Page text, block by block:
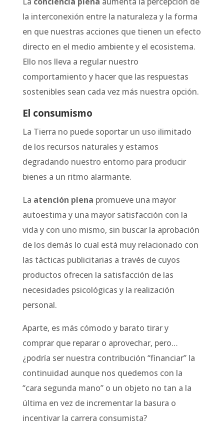
la interconexión entre la naturaleza y la forma
en que nuestras acciones que tienen un efecto
directo en el medio ambiente y el ecosistema.
Ello nos lleva a regular nuestro
comportamiento y hacer que las respuestas
sostenibles sean cada vez más nuestra opción.
El consumismo
La Tierra no puede soportar un uso ilimitado
de los recursos naturales y estamos
degradando nuestro entorno para producir
bienes a un ritmo alarmante.
La atención plena promueve una mayor
autoestima y una mayor satisfacción con la
vida y con uno mismo, sin buscar la aprobación
de los demás lo cual está muy relacionado con
las tácticas publicitarias a través de cuyos
productos ofrecen la satisfacción de las
necesidades psicológicas y la realización
personal.
Aparte, es más cómodo y barato tirar y
comprar que reparar o aprovechar, pero…
¿podría ser nuestra contribución “financiar” la
continuidad aunque nos quedemos con la
“cara segunda mano” o un objeto no tan a la
última en vez de incrementar la basura o
incentivar la carrera consumista?